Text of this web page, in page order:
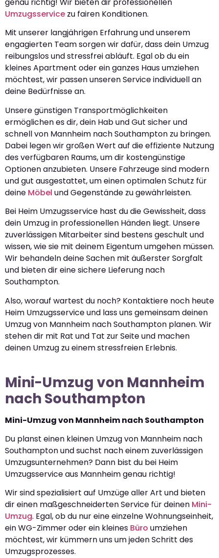
Umzugsservice zu fairen Konditionen.
Mit unserer langjährigen Erfahrung und unserem
engagierten Team sorgen wir dafür, dass dein Umzug
reibungslos und stressfrei abläuft. Egal ob du ein
kleines Apartment oder ein ganzes Haus umziehen
möchtest, wir passen unseren Service individuell an
deine Bedürfnisse an.
Unsere günstigen Transportmöglichkeiten
ermöglichen es dir, dein Hab und Gut sicher und
schnell von Mannheim nach Southampton zu bringen.
Dabei legen wir großen Wert auf die effiziente Nutzung
des verfügbaren Raums, um dir kostengünstige
Optionen anzubieten. Unsere Fahrzeuge sind modern
und gut ausgestattet, um einen optimalen Schutz für
deine Möbel und Gegenstände zu gewährleisten.
Bei Heim Umzugsservice hast du die Gewissheit, dass
dein Umzug in professionellen Händen liegt. Unsere
zuverlässigen Mitarbeiter sind bestens geschult und
wissen, wie sie mit deinem Eigentum umgehen müssen.
Wir behandeln deine Sachen mit äußerster Sorgfalt
und bieten dir eine sichere Lieferung nach
Southampton.
Also, worauf wartest du noch? Kontaktiere noch heute
Heim Umzugsservice und lass uns gemeinsam deinen
Umzug von Mannheim nach Southampton planen. Wir
stehen dir mit Rat und Tat zur Seite und machen
deinen Umzug zu einem stressfreien Erlebnis.
Mini-Umzug von Mannheim
nach Southampton
Mini-Umzug von Mannheim nach Southampton
Du planst einen kleinen Umzug von Mannheim nach
Southampton und suchst nach einem zuverlässigen
Umzugsunternehmen? Dann bist du bei Heim
Umzugsservice aus Mannheim genau richtig!
Wir sind spezialisiert auf Umzüge aller Art und bieten
dir einen maßgeschneiderten Service für deinen Mini-
Umzug. Egal, ob du nur eine einzelne Wohnungseinheit,
ein WG-Zimmer oder ein kleines Büro umziehen
möchtest, wir kümmern uns um jeden Schritt des
Umzugsprozesses.